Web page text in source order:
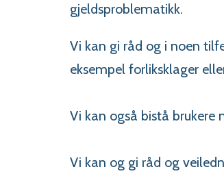
gjeldsproblematikk.
Vi kan gi råd og i noen
eksempel forliksklager
Vi kan også bistå brukere
Vi kan og gi råd og